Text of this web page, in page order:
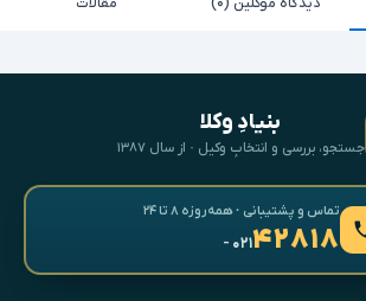
بنیادِ وکلا
جستجو، بررسی و انتخابِ وکیل · از سال ۱۳۸۷
تماس و پشتیبانی · همه‌روزه ۸ تا ۲۴
۴۲۸۱۸- ۰۲۱